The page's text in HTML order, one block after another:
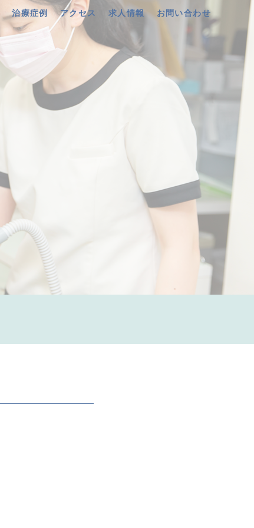
治療症例 アクセス 求人情報 お問い合わせ